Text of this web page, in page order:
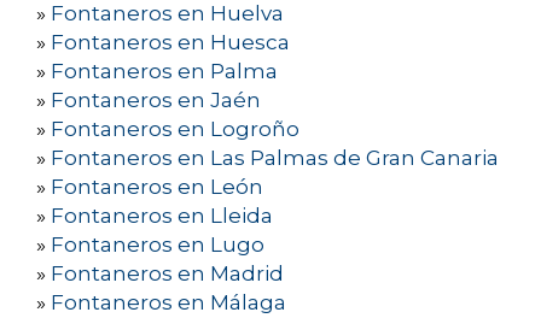
» Fontaneros en Huelva
» Fontaneros en Huesca
» Fontaneros en Palma
» Fontaneros en Jaén
» Fontaneros en Logroño
» Fontaneros en Las Palmas de Gran Canaria
» Fontaneros en León
» Fontaneros en Lleida
» Fontaneros en Lugo
» Fontaneros en Madrid
» Fontaneros en Málaga